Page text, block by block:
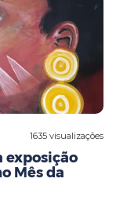
1635 visualizações
exposição
Mês da